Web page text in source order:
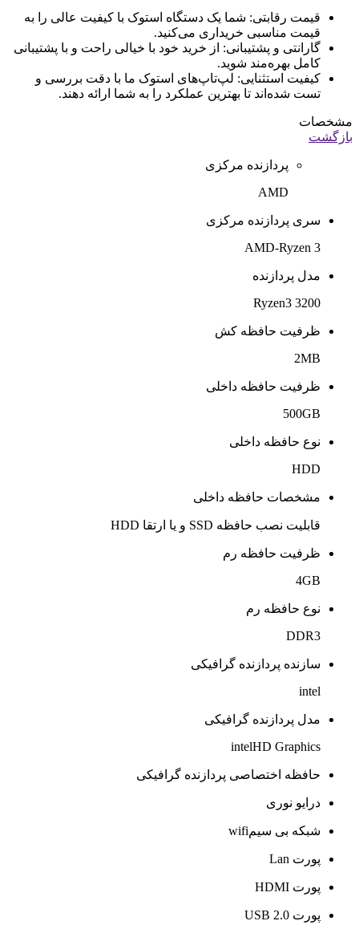
قیمت رقابتی: شما یک دستگاه استوک با کیفیت عالی را به
قیمت مناسبی خریداری می‌کنید.
گارانتی و پشتیبانی: از خرید خود با خیالی راحت و با پشتیبانی
کامل بهره‌مند شوید.
کیفیت استثنایی: لپ‌تاپ‌های استوک ما با دقت بررسی و
تست شده‌اند تا بهترین عملکرد را به شما ارائه دهند.
مشخصات
بازگشت
پردازنده مرکزی
AMD
سری پردازنده مرکزی
AMD-Ryzen 3
مدل پردازنده
Ryzen3 3200
ظرفیت حافظه کش
2MB
ظرفیت حافظه داخلی
500GB
نوع حافظه داخلی
HDD
مشخصات حافظه داخلی
قابلیت نصب حافظه SSD و یا ارتقا HDD
ظرفیت حافظه رم
4GB
نوع حافظه رم
DDR3
سازنده پردازنده گرافیکی
intel
مدل پردازنده گرافیکی
intelHD Graphics
حافظه اختصاصی پردازنده گرافیکی
درایو نوری
شبکه بی سیمwifi
پورت Lan
پورت HDMI
پورت USB 2.0